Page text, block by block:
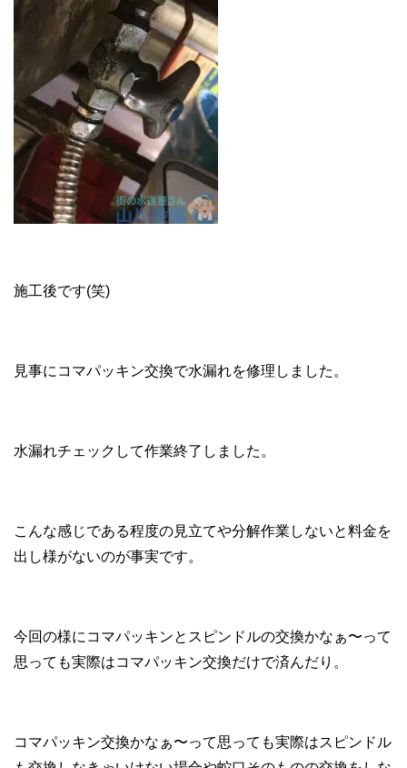
施工後です(笑)
見事にコマパッキン交換で水漏れを修理しました。
水漏れチェックして作業終了しました。
こんな感じである程度の見立てや分解作業しないと料金を
出し様がないのが事実です。
今回の様にコマパッキンとスピンドルの交換かなぁ〜って
思っても実際はコマパッキン交換だけで済んだり。
コマパッキン交換かなぁ〜って思っても実際はスピンドル